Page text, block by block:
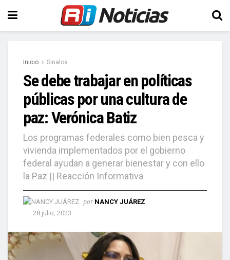
Inicio Sinaloa
Se debe trabajar en políticas
públicas por una cultura de
paz: Verónica Batiz
Los programas federales como bien pesca y
vivienda implementados por el gobierno
federal ayudan a generar bienestar y con ello
la Paz || Reacción Informativa
por NANCY JUÁREZ
28 julio, 2023